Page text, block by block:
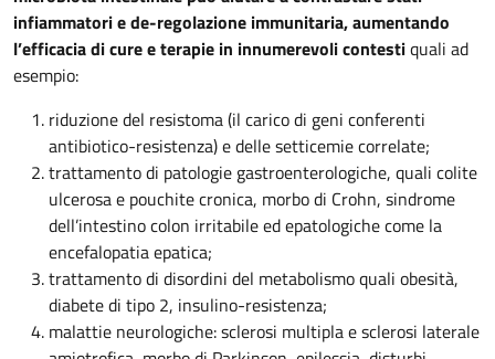
infiammatori e de-regolazione immunitaria, aumentando
l’efficacia di cure e terapie in innumerevoli contestiquali ad
esempio:
riduzione del resistoma (il carico di geni conferenti
antibiotico-resistenza) e delle setticemie correlate;
trattamento di patologie gastroenterologiche, quali colite
ulcerosa e pouchite cronica, morbo di Crohn, sindrome
dell’intestino colon irritabile ed epatologiche come la
encefalopatia epatica;
trattamento di disordini del metabolismo quali obesità,
diabete di tipo 2, insulino-resistenza;
malattie neurologiche: sclerosi multipla e sclerosi laterale